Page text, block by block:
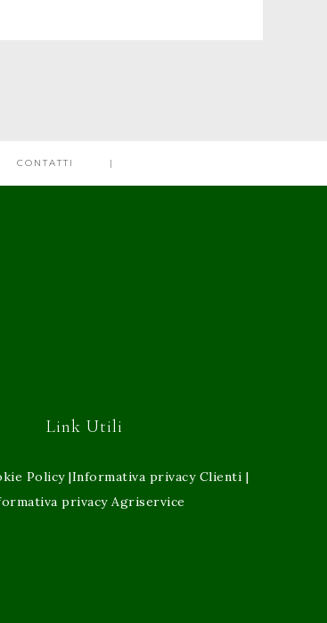
CONTATTI
Link Utili
Policy|Informativa privacy Clienti |
privacy Agriservice